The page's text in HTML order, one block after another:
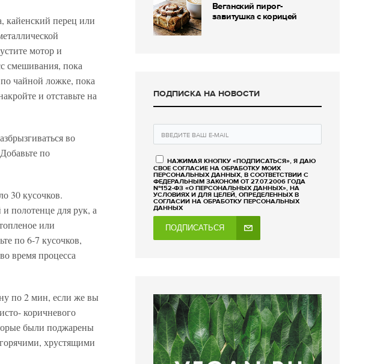
кайенский перец или
мотор и
смешивания, пока
чайной ложке, пока
и отставьте на
во
по
30 кусочков.
полотенце для рук, а
или
по 6-7 кусочков,
время процесса
по 2 мин, если же вы
коричневого
были поджарены
хрустящими
Веганский пирог-
завитушка с корицей
ПОДПИСКА НА НОВОСТИ
НАЖИМАЯ КНОПКУ «ПОДПИСАТЬСЯ», Я ДАЮ
СВОЕ СОГЛАСИЕ НА ОБРАБОТКУ МОИХ
ПЕРСОНАЛЬНЫХ ДАННЫХ, В СООТВЕТСТВИИ С
ФЕДЕРАЛЬНЫМ ЗАКОНОМ ОТ 27.07.2006 ГОДА
№152-ФЗ «О ПЕРСОНАЛЬНЫХ ДАННЫХ», НА
УСЛОВИЯХ И ДЛЯ ЦЕЛЕЙ, ОПРЕДЕЛЕННЫХ В
СОГЛАСИИ НА ОБРАБОТКУ ПЕРСОНАЛЬНЫХ
ДАННЫХ
ПОДПИСАТЬСЯ